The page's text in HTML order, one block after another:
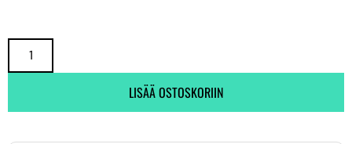
LISÄÄ OSTOSKORIIN